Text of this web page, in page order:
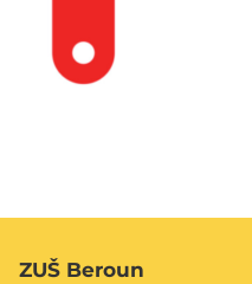
ZUŠ Beroun